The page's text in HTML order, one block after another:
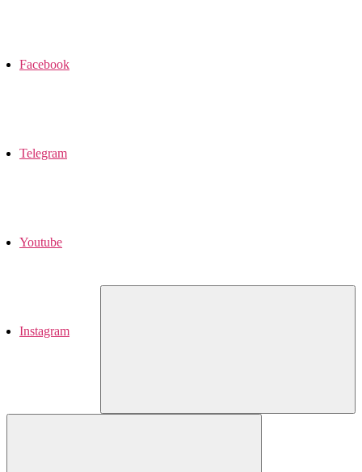
Facebook
Telegram
Youtube
Instagram